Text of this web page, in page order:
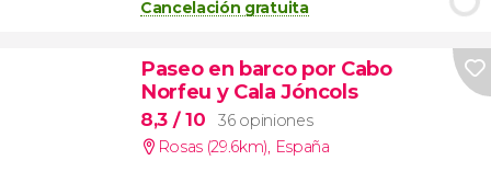
Cancelación gratuita
Paseo en barco por Cabo
Norfeu y Cala Jóncols
8,3 / 10
36 opiniones
Rosas (29.6km), España